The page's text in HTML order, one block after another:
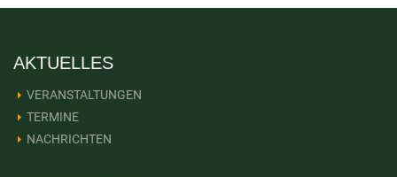
AKTUELLES
VERANSTALTUNGEN
TERMINE
NACHRICHTEN